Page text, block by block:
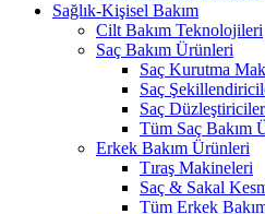
Sağlık-Kişisel Bakım
Cilt Bakım Teknolojileri
Saç Bakım Ürünleri
Saç Kurutma
Saç
Saç
Tüm Saç Bakım
Erkek Bakım Ürünleri
Tıraş Makineleri
Saç & Sakal
Tüm Erkek